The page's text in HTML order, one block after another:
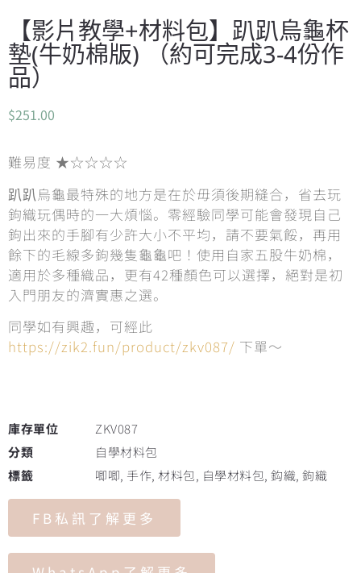
【影片教學+材料包】趴趴烏龜杯
墊(牛奶棉版) （約可完成3-4份作
品）
$251.00
難易度 ★☆☆☆☆
趴趴烏龜最特殊的地方是在於毋須後期縫合，省去玩
鉤織玩偶時的一大煩惱。零經驗同學可能會發現自己
鉤出來的手腳有少許大小不平均，請不要氣餒，再用
餘下的毛線多鉤幾隻龜龜吧！使用自家五股牛奶棉，
適用於多種織品，更有42種顏色可以選擇，絕對是初
入門朋友的濟實惠之選。
同學如有興趣，可經此
https://zik2.fun/product/zkv087/ 下單～
庫存單位
ZKV087
分類
自學材料包
標籤
唧唧, 手作, 材料包, 自學材料包, 鈎織, 鉤織
FB私訊了解更多